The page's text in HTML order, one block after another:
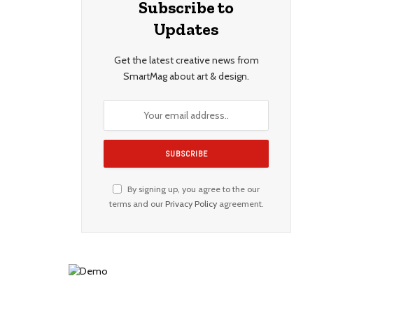
Subscribe to
Updates
Get the latest creative news from
SmartMag about art & design.
By signing up, you agree to the our
terms and our Privacy Policyagreement.